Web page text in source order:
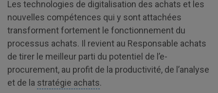
Les technologies de digitalisation des achats et les
nouvelles compétences qui y sont attachées
transforment fortement le fonctionnement du
processus achats. Il revient au Responsable achats
de tirer le meilleur parti du potentiel de l’e-
procurement, au profit de la productivité, de l’analyse
et de la stratégie achats.